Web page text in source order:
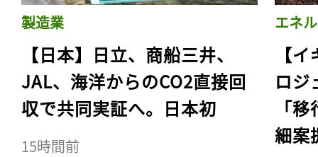
製造業
【日本】日立、商船三井、
JAL、海洋からのCO2直接回
収で共同実証へ。日本初
15時間前
エネ
【
ロジ
「
細案